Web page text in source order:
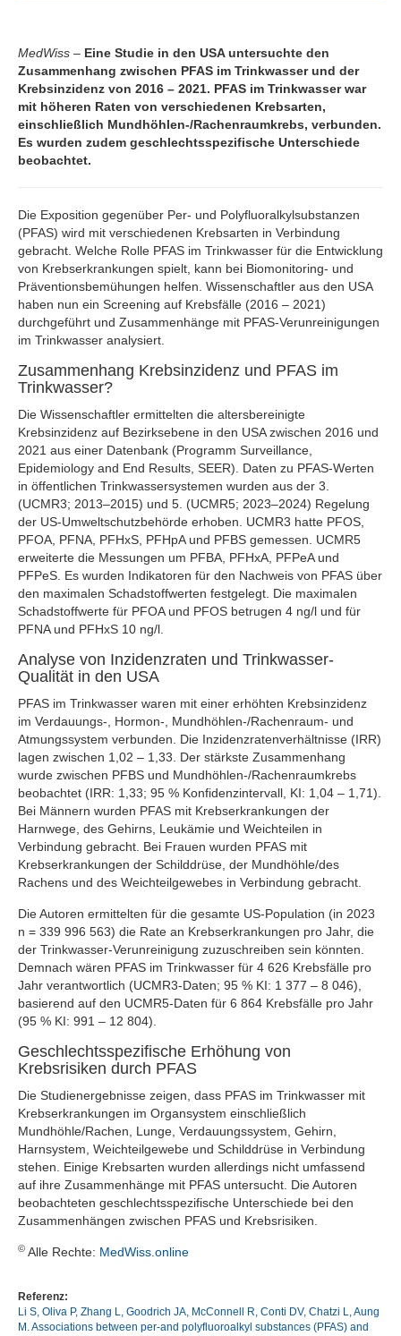
MedWiss – Eine Studie in den USA untersuchte den
Zusammenhang zwischen PFAS im Trinkwasser und der
Krebsinzidenz von 2016 – 2021. PFAS im Trinkwasser war
mit höheren Raten von verschiedenen Krebsarten,
einschließlich Mundhöhlen-/Rachenraumkrebs, verbunden.
Es wurden zudem geschlechtsspezifische Unterschiede
beobachtet.
Die Exposition gegenüber Per- und Polyfluoralkylsubstanzen
(PFAS) wird mit verschiedenen Krebsarten in Verbindung
gebracht. Welche Rolle PFAS im Trinkwasser für die Entwicklung
von Krebserkrankungen spielt, kann bei Biomonitoring- und
Präventionsbemühungen helfen. Wissenschaftler aus den USA
haben nun ein Screening auf Krebsfälle (2016 – 2021)
durchgeführt und Zusammenhänge mit PFAS-Verunreinigungen
im Trinkwasser analysiert.
Zusammenhang Krebsinzidenz und PFAS im
Trinkwasser?
Die Wissenschaftler ermittelten die altersbereinigte
Krebsinzidenz auf Bezirksebene in den USA zwischen 2016 und
2021 aus einer Datenbank (Programm Surveillance,
Epidemiology and End Results, SEER). Daten zu PFAS-Werten
in öffentlichen Trinkwassersystemen wurden aus der 3.
(UCMR3; 2013–2015) und 5. (UCMR5; 2023–2024) Regelung
der US-Umweltschutzbehörde erhoben. UCMR3 hatte PFOS,
PFOA, PFNA, PFHxS, PFHpA und PFBS gemessen. UCMR5
erweiterte die Messungen um PFBA, PFHxA, PFPeA und
PFPeS. Es wurden Indikatoren für den Nachweis von PFAS über
den maximalen Schadstoffwerten festgelegt. Die maximalen
Schadstoffwerte für PFOA und PFOS betrugen 4 ng/l und für
PFNA und PFHxS 10 ng/l.
Analyse von Inzidenzraten und Trinkwasser-
Qualität in den USA
PFAS im Trinkwasser waren mit einer erhöhten Krebsinzidenz
im Verdauungs-, Hormon-, Mundhöhlen-/Rachenraum- und
Atmungssystem verbunden. Die Inzidenzratenverhältnisse (IRR)
lagen zwischen 1,02 – 1,33. Der stärkste Zusammenhang
wurde zwischen PFBS und Mundhöhlen-/Rachenraumkrebs
beobachtet (IRR: 1,33; 95 % Konfidenzintervall, KI: 1,04 – 1,71).
Bei Männern wurden PFAS mit Krebserkrankungen der
Harnwege, des Gehirns, Leukämie und Weichteilen in
Verbindung gebracht. Bei Frauen wurden PFAS mit
Krebserkrankungen der Schilddrüse, der Mundhöhle/des
Rachens und des Weichteilgewebes in Verbindung gebracht.
Die Autoren ermittelten für die gesamte US-Population (in 2023
n = 339 996 563) die Rate an Krebserkrankungen pro Jahr, die
der Trinkwasser-Verunreinigung zuzuschreiben sein könnten.
Demnach wären PFAS im Trinkwasser für 4 626 Krebsfälle pro
Jahr verantwortlich (UCMR3-Daten; 95 % KI: 1 377 – 8 046),
basierend auf den UCMR5-Daten für 6 864 Krebsfälle pro Jahr
(95 % KI: 991 – 12 804).
Geschlechtsspezifische Erhöhung von
Krebsrisiken durch PFAS
Die Studienergebnisse zeigen, dass PFAS im Trinkwasser mit
Krebserkrankungen im Organsystem einschließlich
Mundhöhle/Rachen, Lunge, Verdauungssystem, Gehirn,
Harnsystem, Weichteilgewebe und Schilddrüse in Verbindung
stehen. Einige Krebsarten wurden allerdings nicht umfassend
auf ihre Zusammenhänge mit PFAS untersucht. Die Autoren
beobachteten geschlechtsspezifische Unterschiede bei den
Zusammenhängen zwischen PFAS und Krebsrisiken.
© Alle Rechte: MedWiss.online
Referenz:
Li S, Oliva P, Zhang L, Goodrich JA, McConnell R, Conti DV, Chatzi L, Aung
M. Associations between per-and polyfluoroalkyl substances (PFAS) and